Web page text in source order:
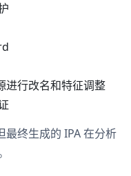
进行改名和特征调整
最终生成的 IPA 在分析